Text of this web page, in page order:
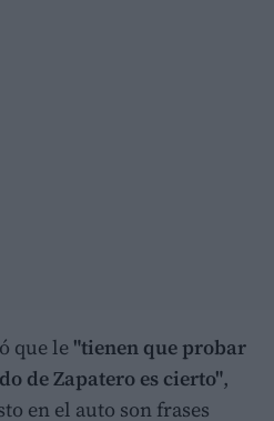
que le "tienen que probar
de Zapatero es cierto",
en el auto son frases